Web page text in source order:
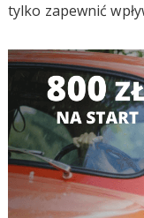
tylko zapewnić